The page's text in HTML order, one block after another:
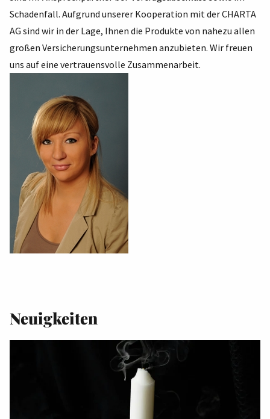
Schadenfall. Aufgrund unserer Kooperation mit der CHARTA
AG sind wir in der Lage, Ihnen die Produkte von nahezu allen
großen Versicherungsunternehmen anzubieten. Wir freuen
uns auf eine vertrauensvolle Zusammenarbeit.
Neuigkeiten